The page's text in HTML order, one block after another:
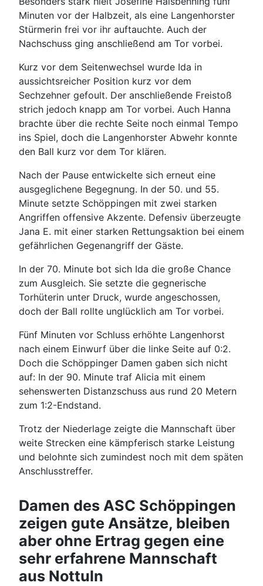
Minuten vor der Halbzeit, als eine Langenhorster
Stürmerin frei vor ihr auftauchte. Auch der
Nachschuss ging anschließend am Tor vorbei.
Kurz vor dem Seitenwechsel wurde Ida in
aussichtsreicher Position kurz vor dem
Sechzehner gefoult. Der anschließende Freistoß
strich jedoch knapp am Tor vorbei. Auch Hanna
brachte über die rechte Seite noch einmal Tempo
ins Spiel, doch die Langenhorster Abwehr konnte
den Ball kurz vor dem Tor klären.
Nach der Pause entwickelte sich erneut eine
ausgeglichene Begegnung. In der 50. und 55.
Minute setzte Schöppingen mit zwei starken
Angriffen offensive Akzente. Defensiv überzeugte
Jana E. mit einer starken Rettungsaktion bei einem
gefährlichen Gegenangriff der Gäste.
In der 70. Minute bot sich Ida die große Chance
zum Ausgleich. Sie setzte die gegnerische
Torhüterin unter Druck, wurde angeschossen,
doch der Ball rollte unglücklich am Tor vorbei.
Fünf Minuten vor Schluss erhöhte Langenhorst
nach einem Einwurf über die linke Seite auf 0:2.
Doch die Schöppinger Damen gaben sich nicht
auf: In der 90. Minute traf Alicia mit einem
sehenswerten Distanzschuss aus rund 20 Metern
zum 1:2-Endstand.
Trotz der Niederlage zeigte die Mannschaft über
weite Strecken eine kämpferisch starke Leistung
und belohnte sich zumindest noch mit dem späten
Anschlusstreffer.
Damen des ASC Schöppingen
zeigen gute Ansätze, bleiben
aber ohne Ertrag gegen eine
sehr erfahrene Mannschaft
aus Nottuln